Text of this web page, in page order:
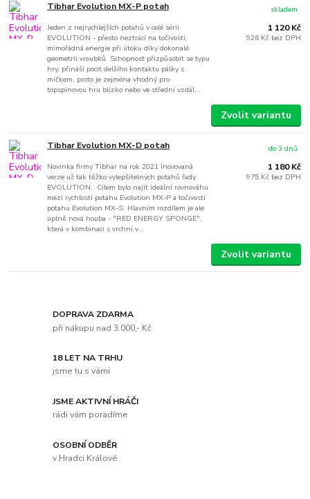
Tibhar Evolution MX-P potah
Jeden z nejrychlejších potahů v celé sérii
EVOLUTION - přesto neztrácí na točivosti,
mimořádná energie při útoku díky dokonalé
geometrii vroubků. Schopnost přizpůsobit se typu
hry, přináší pocit delšího kontaktu pálky s
míčkem, proto je zejména vhodný pro
topspinovou hru blízko nebo ve střední vzdál...
1 120 Kč
926 Kč bez DPH
skladem
Zvolit variantu
Tibhar Evolution MX-D potah
Novinka firmy Tibhar na rok 2021 Inovovaná
verze už tak těžko vylepšitelných potahů řady
EVOLUTION. Cílem bylo najít ideální rovnováhu
mezi rychlostí potahu Evolution MX-P a točivostí
potahu Evolution MX-S. Hlavním rozdílem je ale
úplně nová houba - "RED ENERGY SPONGE",
která v kombinaci s vrchní v...
1 180 Kč
975 Kč bez DPH
do 3 dnů
Zvolit variantu
DOPRAVA ZDARMA
při nákupu nad 3.000,- Kč
18 LET NA TRHU
jsme tu s vámi
JSME AKTIVNÍ HRÁČI
rádi vám poradíme
OSOBNÍ ODBĚR
v Hradci Králové